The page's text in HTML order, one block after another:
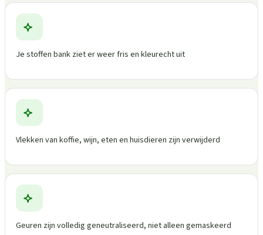
Je stoffen bank ziet er weer fris en kleurecht uit
Vlekken van koffie, wijn, eten en huisdieren zijn verwijderd
Geuren zijn volledig geneutraliseerd, niet alleen gemaskeerd